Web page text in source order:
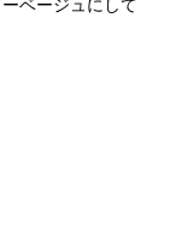
ベージュにして